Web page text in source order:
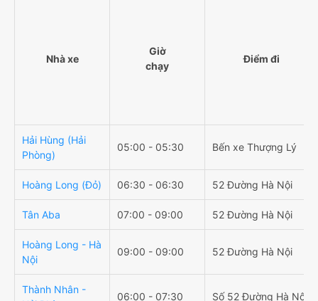
Nhà xe
Giờ
chạy
Điểm đi
Hải Hùng (Hải
Phòng)
05:00 - 05:30 Bến xe Thượng Lý
Hoàng Long (Đỏ) 06:30 - 06:30 52 Đường Hà Nội
Tân Aba 07:00 - 09:00 52 Đường Hà Nội
Hoàng Long - Hà
Nội
09:00 - 09:00 52 Đường Hà Nội
Thành Nhân -
06:00 - 07:30 Số 52 Đường Hà Nội